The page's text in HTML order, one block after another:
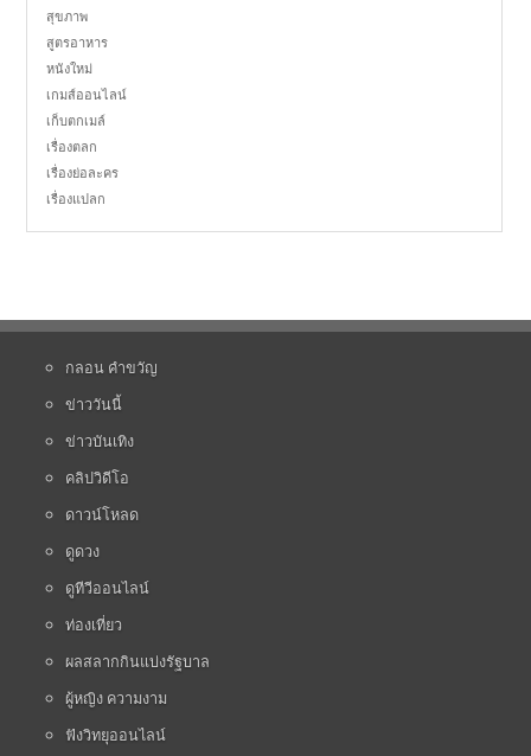
สุขภาพ
สูตรอาหาร
หนังใหม่
เกมส์ออนไลน์
เก็บตกเมล์
เรื่องตลก
เรื่องย่อละคร
เรื่องแปลก
กลอน คำขวัญ
ข่าววันนี้
ข่าวบันเทิง
คลิปวิดีโอ
ดาวน์โหลด
ดูดวง
ดูทีวีออนไลน์
ท่องเที่ยว
ผลสลากกินแบ่งรัฐบาล
ผู้หญิง ความงาม
ฟังวิทยุออนไลน์